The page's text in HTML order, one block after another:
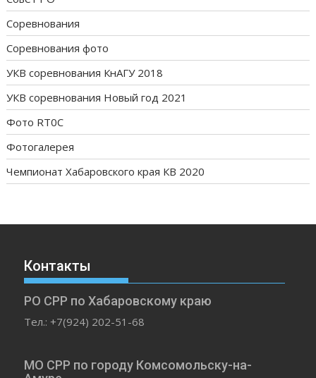
Соревнования
Соревнования фото
УКВ соревнования КнАГУ 2018
УКВ соревнования Новый год 2021
Фото RT0C
Фотогалерея
Чемпионат Хабаровского края КВ 2020
Контакты
РО СРР по Хабаровскому краю
Тел.: +7(924) 202-51-68
МО СРР по городу Комсомольску-на-